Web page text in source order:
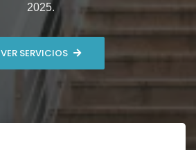
2025.
VER SERVICIOS